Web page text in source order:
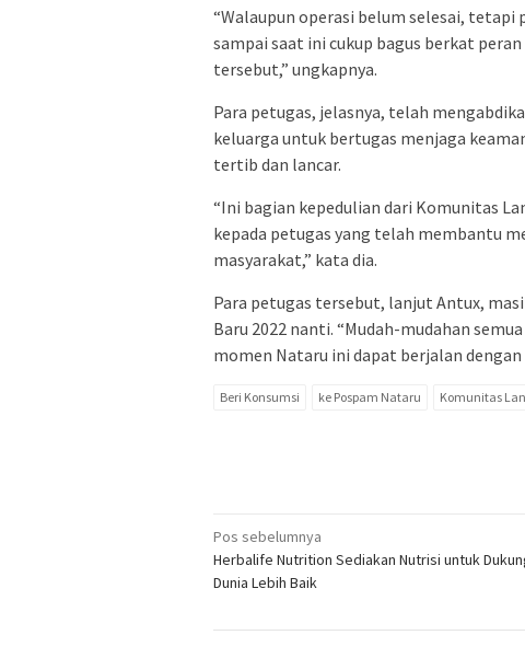
“Walaupun operasi belum selesai, tetapi
sampai saat ini cukup bagus berkat
tersebut,” ungkapnya.
Para petugas, jelasnya, telah
keluarga untuk bertugas menjaga
tertib dan lancar.
“Ini bagian kepedulian dari Komunitas
kepada petugas yang telah membantu
masyarakat,” kata dia.
Para petugas tersebut, lanjut Antux,
Baru 2022 nanti. “Mudah-mudahan
momen Nataru ini dapat berjalan
Beri Konsumsi ke Pospam Nataru Komunitas
Navigasi
pos
Pos sebelumnya
Herbalife Nutrition Sediakan Nutrisi untuk
Dunia Lebih Baik